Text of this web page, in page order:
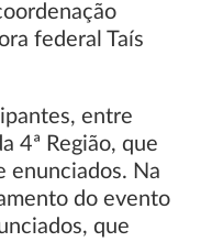
federal Taís
entre
4ª Região, que
enunciados. Na
do evento
que